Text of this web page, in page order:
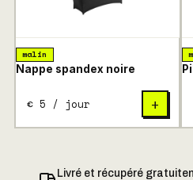
malin
Nappe spandex noire
€ 5 / jour +
Livré et récupéré